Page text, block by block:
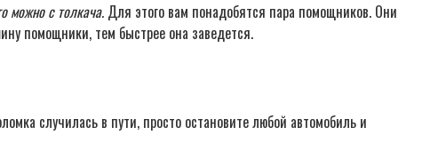
можно с толкача. Для этого вам понадобятся пара помощников. Они
помощники, тем быстрее она заведется.
случилась в пути, просто остановите любой автомобиль и